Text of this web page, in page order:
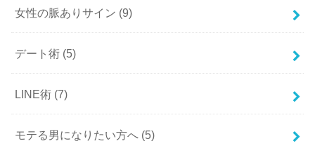
女性の脈ありサイン (9)
デート術 (5)
LINE術 (7)
モテる男になりたい方へ (5)